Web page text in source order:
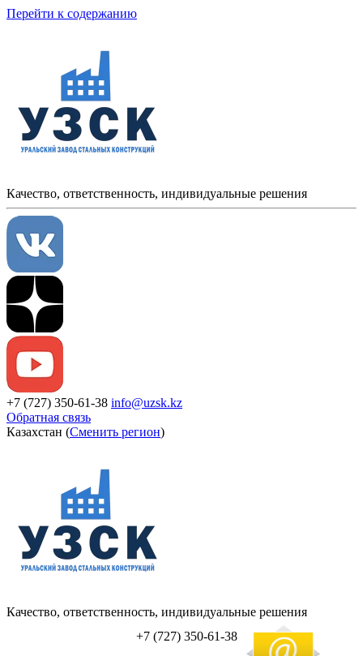
Перейти к содержанию
Качество, ответственность, индивидуальные решения
+7 (727) 350-61-38 info@uzsk.kz
Обратная связь
Казахстан (Сменить регион)
УЗСК Казахстан
Качество, ответственность, индивидуальные решения
+7 (727) 350-61-38